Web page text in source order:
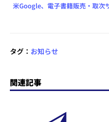
米Google、電子書籍販売・取
タグ： お知らせ
関連記事